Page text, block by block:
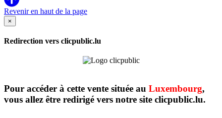
Revenir en haut de la page
×
Redirection vers clicpublic.lu
Pour accéder à cette vente située au Luxembourg,
vous allez être redirigé vers notre site clicpublic.lu.